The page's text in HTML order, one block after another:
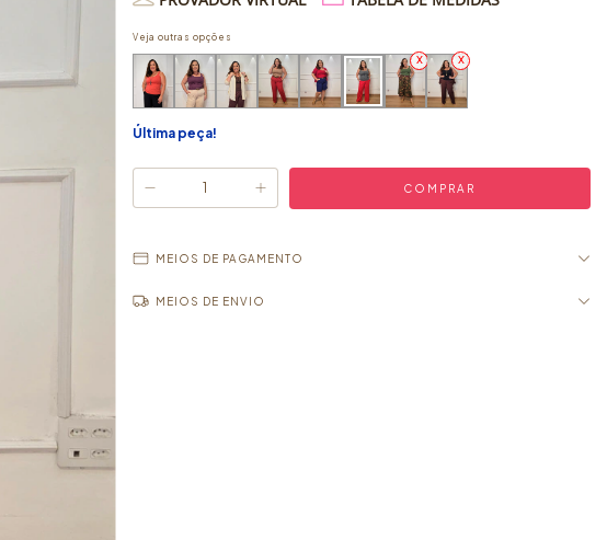
Veja outras opções
Última peça!
MEIOS DE PAGAMENTO
MEIOS DE ENVIO